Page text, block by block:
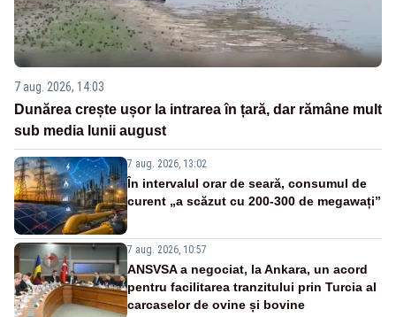
7 aug. 2026, 14:03
Dunărea crește ușor la intrarea în țară, dar rămâne mult
sub media lunii august
7 aug. 2026, 13:02
În intervalul orar de seară, consumul de
curent „a scăzut cu 200-300 de megawați”
7 aug. 2026, 10:57
ANSVSA a negociat, la Ankara, un acord
pentru facilitarea tranzitului prin Turcia al
carcaselor de ovine și bovine